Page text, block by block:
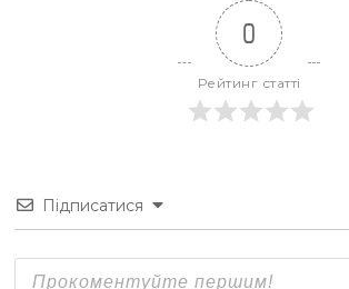
0
Рейтинг статті
Підписатися